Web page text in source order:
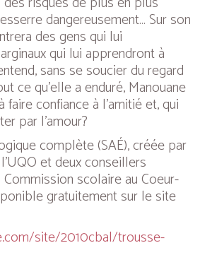
dangereusement… Sur son
des gens qui lui
qui lui apprendront à
sans se soucier du regard
ce qu’elle a enduré, Manouane
confiance à l’amitié et, qui
par l’amour?
complète (SAÉ), créée par
et deux conseillers
scolaire au Coeur-
gratuitement sur le site
site/2010cbal/trousse-